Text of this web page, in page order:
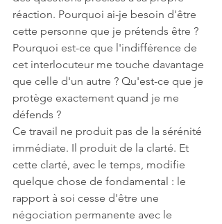
réaction. Pourquoi ai-je besoin d'être
cette personne que je prétends être ?
Pourquoi est-ce que l'indifférence de
cet interlocuteur me touche davantage
que celle d'un autre ? Qu'est-ce que je
protège exactement quand je me
défends ?
Ce travail ne produit pas de la sérénité
immédiate. Il produit de la clarté. Et
cette clarté, avec le temps, modifie
quelque chose de fondamental : le
rapport à soi cesse d'être une
négociation permanente avec le